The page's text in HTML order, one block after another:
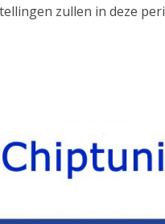
zullen in deze